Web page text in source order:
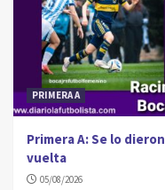
PRIMERA A
Primera A: Se lo dieron
vuelta
05/08/2026